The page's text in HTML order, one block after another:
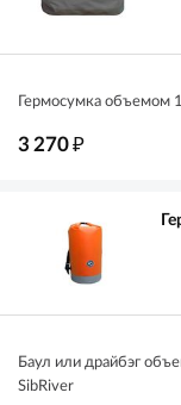
Гермоcумка объемом
3 270₽
Баул или драйбэг
SibRiver